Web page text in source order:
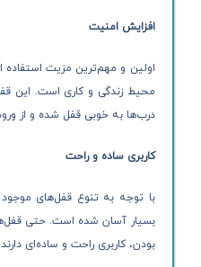
افزایش امنیت
اولین و مهم‌ترین مزیت
محیط زندگی و کاری است. این
درب‌ها به خوبی قفل شده و از
کاربری ساده و راحت
با توجه به تنوع قفل‌های موجود
بسیار آسان شده است. حتی
بودن، کاربری راحت و ساده‌ای